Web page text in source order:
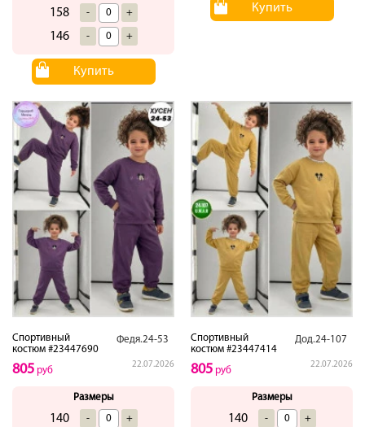
158 - +
146 - +
Купить
Купить
Спортивный
костюм #23447690
Федя.24-53
22.07.2026
805 руб
Размеры
140 - +
Спортивный
костюм #23447414
Дод.24-107
22.07.2026
805 руб
Размеры
140 - +